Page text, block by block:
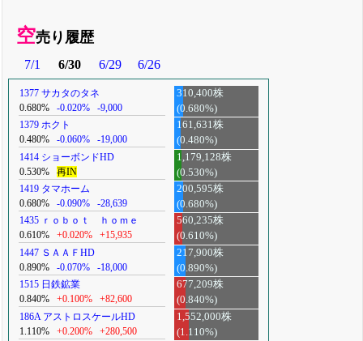
空売り履歴
7/1 6/30 6/29 6/26
1377 サカタのタネ
0.680%
-0.020% -9,000
310,400株
(0.680%)
1379 ホクト
0.480%
-0.060% -19,000
161,631株
(0.480%)
1414 ショーボンドHD
0.530%
再IN
1,179,128株
(0.530%)
1419 タマホーム
0.680%
-0.090% -28,639
200,595株
(0.680%)
1435 ｒｏｂｏｔ ｈｏｍｅ
0.610%
+0.020% +15,935
560,235株
(0.610%)
1447 ＳＡＡＦHD
0.890%
-0.070% -18,000
217,900株
(0.890%)
1515 日鉄鉱業
0.840%
+0.100% +82,600
677,209株
(0.840%)
186A アストロスケールHD
1.110%
+0.200% +280,500
1,552,000株
(1.110%)